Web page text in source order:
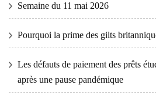
Semaine du 11 mai 2026
Pourquoi la prime des gilts
Les défauts de paiement des prêts
après une pause pandémique